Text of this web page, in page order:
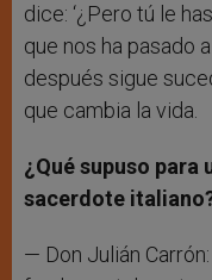
dice: ‘¿Pero tú le
que nos ha pasado
después sigue
que cambia la vida.
¿Qué supuso
sacerdote
— Don Julián